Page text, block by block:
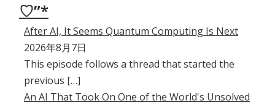
♡”*
After AI, It Seems Quantum Computing Is Next
2026年8月7日
This episode follows a thread that started the
previous […]
An AI That Took On One of the World's Unsolved